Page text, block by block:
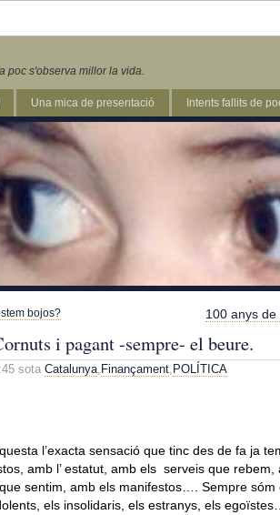
poc s'observa millor la vida.
Una mica de presentació Intents fallits de
bojos? 100 anys de
i pagant -sempre- el beure.
sota Catalunya, Finançament, POLÍTICA
l’exacta sensació que tinc des de fa ja
amb l’estatut, amb els serveis que rebem,
sentim, amb els manifestos…. Sempre sóm
els insolidaris, els estranys, els